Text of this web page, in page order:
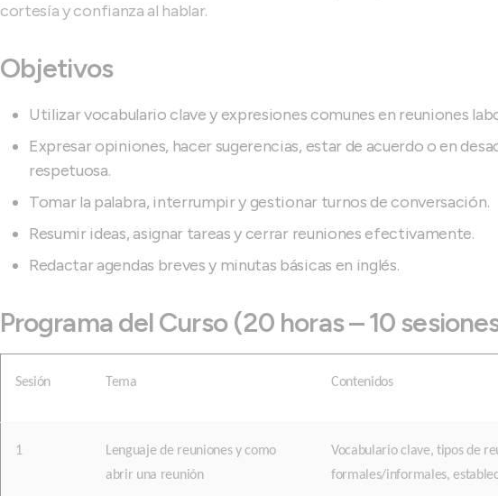
cortesía y confianza al hablar.
Objetivos
Utilizar vocabulario clave y expresiones comunes en reuniones
Expresar opiniones, hacer sugerencias, estar de acuerdo o en
respetuosa.
Tomar la palabra, interrumpir y gestionar turnos de conversación.
Resumir ideas, asignar tareas y cerrar reuniones efectivamente.
Redactar agendas breves y minutas básicas en inglés.
Programa del Curso (20 horas – 10
Sesión Tema Contenidos
1
Lenguaje de reuniones y como
abrir una reunión
Vocabulario clave, tipos de
formales/informales,